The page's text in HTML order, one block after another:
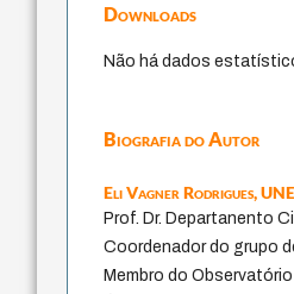
Downloads
Não há dados
Biografia do Autor
Eli Vagner Rodrigues,
Prof. Dr. Departanento
Coordenador do grupo
Membro do